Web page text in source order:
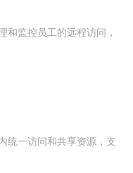
和监控员工的远程访问，
统一访问和共享资源，支